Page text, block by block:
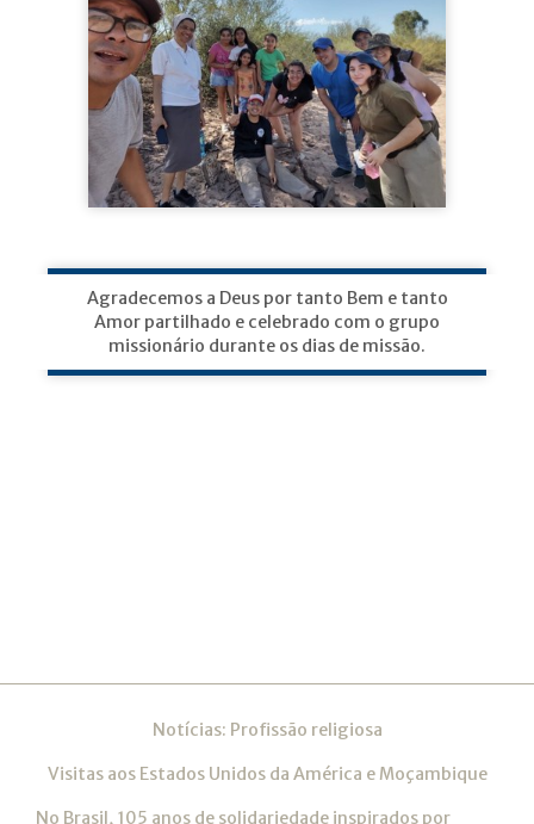
Agradecemos a Deus por tanto Bem e tanto
Amor partilhado e celebrado com o grupo
missionário durante os dias de missão.
Navegação
Notícias: Profissão religiosa
Visitas aos Estados Unidos da América e Moçambique
No Brasil, 105 anos de solidariedade inspirados por